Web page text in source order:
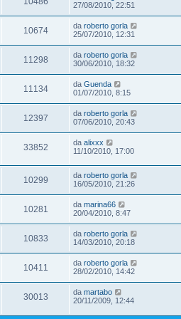
27/08/2010, 22:51
10674 da roberto gorla
25/07/2010, 12:31
11298 da roberto gorla
30/06/2010, 18:32
11134 da Guenda
01/07/2010, 8:15
12397 da roberto gorla
07/06/2010, 20:43
33852 da alixxx
11/10/2010, 17:00
10299 da roberto gorla
16/05/2010, 21:26
10281 da marina66
20/04/2010, 8:47
10833 da roberto gorla
14/03/2010, 20:18
10411 da roberto gorla
28/02/2010, 14:42
30013 da martabo
20/11/2009, 12:44